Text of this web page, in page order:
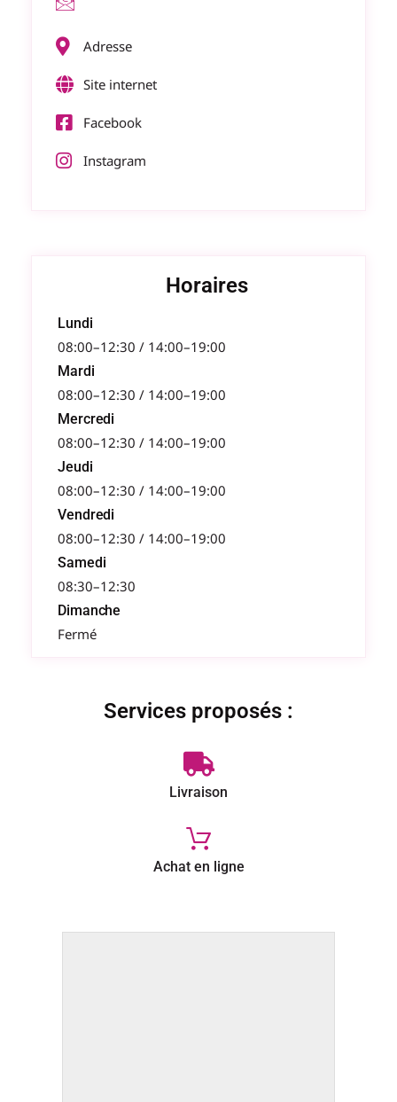
Adresse
Site internet
Facebook
Instagram
Horaires
Lundi
08:00–12:30 / 14:00–19:00
Mardi
08:00–12:30 / 14:00–19:00
Mercredi
08:00–12:30 / 14:00–19:00
Jeudi
08:00–12:30 / 14:00–19:00
Vendredi
08:00–12:30 / 14:00–19:00
Samedi
08:30–12:30
Dimanche
Fermé
Services proposés :
Livraison
Achat en ligne